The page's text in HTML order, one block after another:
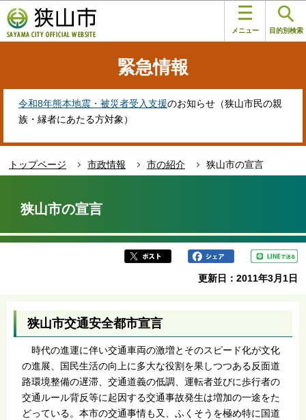
の
ペ
す
メニュー 目的別検索
緊急情報
令和8年熊本地震・被災者受入支援のお知らせ（狭山市民の親
族・縁者にあたる方対象）
トップページ 市政情報 市の紹介
狭山市の宣言
か
狭山市の宣言
更新日：2011年3月1日
狭山市交通安全都市宣言
時代の進運に伴い交通車両の激増とそのスピード化が文化
の進展、国民生活の向上に多大な役割を果しつつある反面道
路環境整備の遅滞、交通道義の低調、運転者並びに歩行者の
交通ルール背反等に起因する交通事故発生は増加の一途をた
どっている。本市の交通事情も又、ふくそうを極め特に国道